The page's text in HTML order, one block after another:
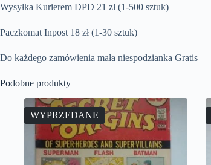
Wysyłka Kurierem DPD 21 zł (1-500 sztuk)
Paczkomat Inpost 18 zł (1-30 sztuk)
Do każdego zamówienia mała niespodzianka Gratis
Podobne produkty
WYPRZEDANE